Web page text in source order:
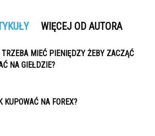
WIĘCEJ OD AUTORA
TRZEBA MIEĆ PIENIĘDZY ŻEBY ZACZĄĆ
NA GIEŁDZIE?
KUPOWAĆ NA FOREX?